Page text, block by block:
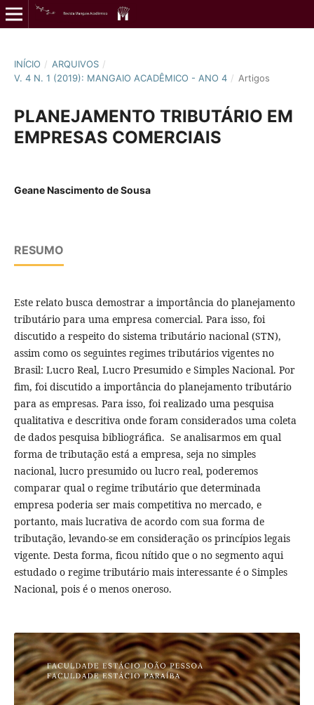
INÍCIO / ARQUIVOS /
V. 4 N. 1 (2019): MANGAIO ACADÊMICO - ANO 4 / Artigos
PLANEJAMENTO TRIBUTÁRIO EM
EMPRESAS COMERCIAIS
Geane Nascimento de Sousa
RESUMO
Este relato busca demostrar a importância do planejamento
tributário para uma empresa comercial. Para isso, foi
discutido a respeito do sistema tributário nacional (STN),
assim como os seguintes regimes tributários vigentes no
Brasil: Lucro Real, Lucro Presumido e Simples Nacional. Por
fim, foi discutido a importância do planejamento tributário
para as empresas. Para isso, foi realizado uma pesquisa
qualitativa e descritiva onde foram considerados uma coleta
de dados pesquisa bibliográfica. Se analisarmos em qual
forma de tributação está a empresa, seja no simples
nacional, lucro presumido ou lucro real, poderemos
comparar qual o regime tributário que determinada
empresa poderia ser mais competitiva no mercado, e
portanto, mais lucrativa de acordo com sua forma de
tributação, levando-se em consideração os princípios legais
vigente. Desta forma, ficou nítido que o no segmento aqui
estudado o regime tributário mais interessante é o Simples
Nacional, pois é o menos oneroso.